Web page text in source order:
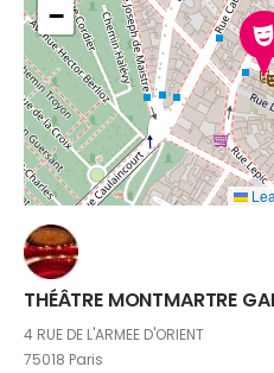
−
THÉÂTRE MONTMARTRE
4 RUE DE L'ARMEE D'ORIENT
75018 Paris